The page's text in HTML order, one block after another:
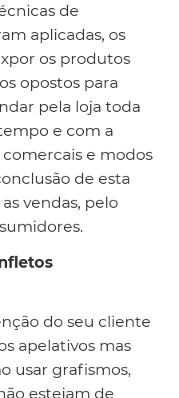
de
aplicadas, os
os produtos
opostos para
pela loja toda
e com a
e modos
de esta
vendas, pelo
do seu cliente
apelativos mas
usar grafismos,
estejam de